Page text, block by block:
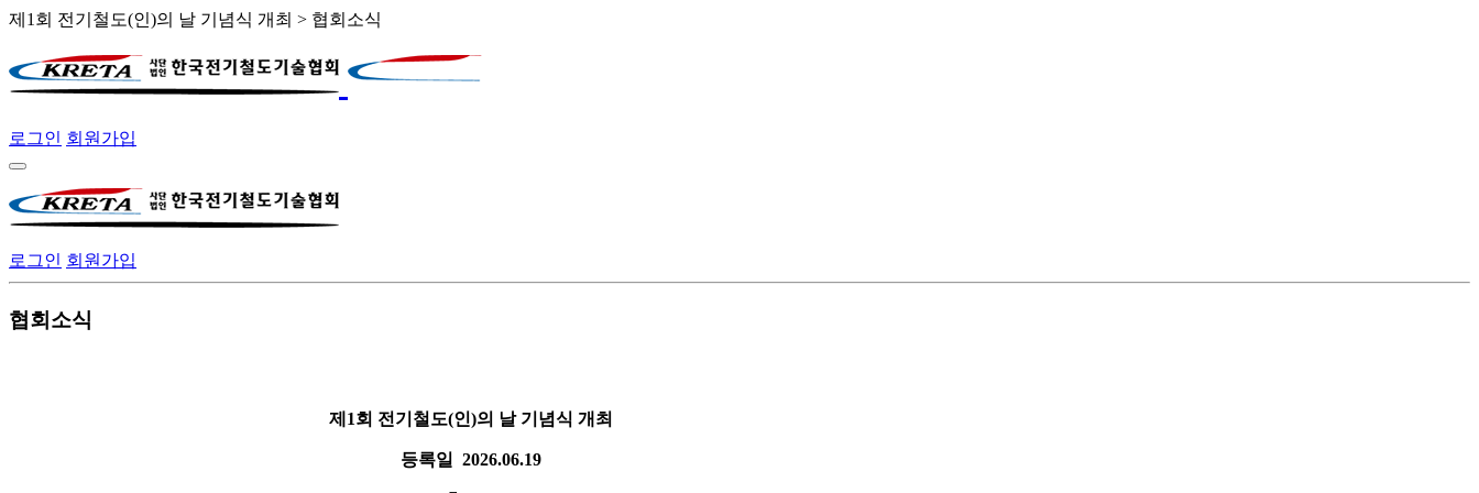
제1회 전기철도(인)의 날 기념식 개최 > 협회소식
로그인 회원가입
로그인 회원가입
협회소식
제1회 전기철도(인)의 날 기념식 개최
등록일 2026.06.19